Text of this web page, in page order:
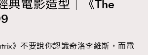
典電影造型｜《The
》不要說你認識奇洛李維斯，而電